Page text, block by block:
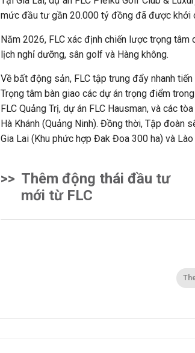
mức đầu tư gần 20.000 tỷ đồng đã được khởi
Năm 2026, FLC xác định chiến lược trọng
lịch nghỉ dưỡng, sân golf và Hàng không.
Về bất động sản, FLC tập trung đẩy nhanh
Trọng tâm bàn giao các dự án trọng điểm
FLC Quảng Trị, dự án FLC Hausman, và các
Hà Khánh (Quảng Ninh). Đồng thời, Tập đoàn
Gia Lai (Khu phức hợp Đak Đoa 300 ha) và Lào
>> Thêm động thái đầu tư
mới từ FLC